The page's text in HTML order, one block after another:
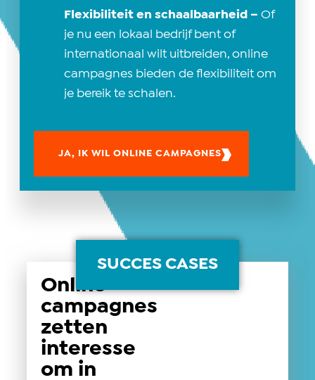
Flexibiliteit en schaalbaarheid – Of
je nu een lokaal bedrijf bent of
internationaal wilt uitbreiden, online
campagnes bieden de flexibiliteit om
je bereik te schalen.
JA, IK WIL ONLINE CAMPAGNES
SUCCES CASES
Online
campagnes
zetten
interesse
om in